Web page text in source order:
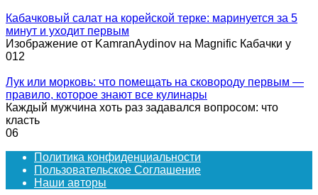
Кабачковый салат на корейской терке: маринуется за 5
минут и уходит первым
Изображение от KamranAydinov на Magnific Кабачки у
012
Лук или морковь: что помещать на сковороду первым —
правило, которое знают все кулинары
Каждый мужчина хоть раз задавался вопросом: что
класть
06
Политика конфиденциальности
Пользовательское Соглашение
Наши авторы